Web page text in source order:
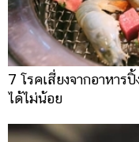
7 โรคเสี่ยงจากอาหา
ได้ไม่น้อย